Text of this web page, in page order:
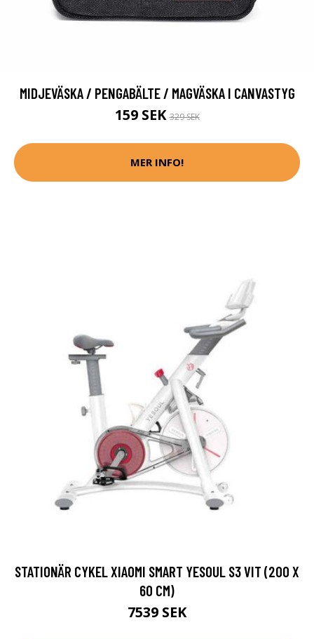
MIDJEVÄSKA / PENGABÄLTE / MAGVÄSKA I CANVASTYG
159 SEK329 SEK
MER INFO!
STATIONÄR CYKEL XIAOMI SMART YESOUL S3 VIT (200 X
60 CM)
7539 SEK